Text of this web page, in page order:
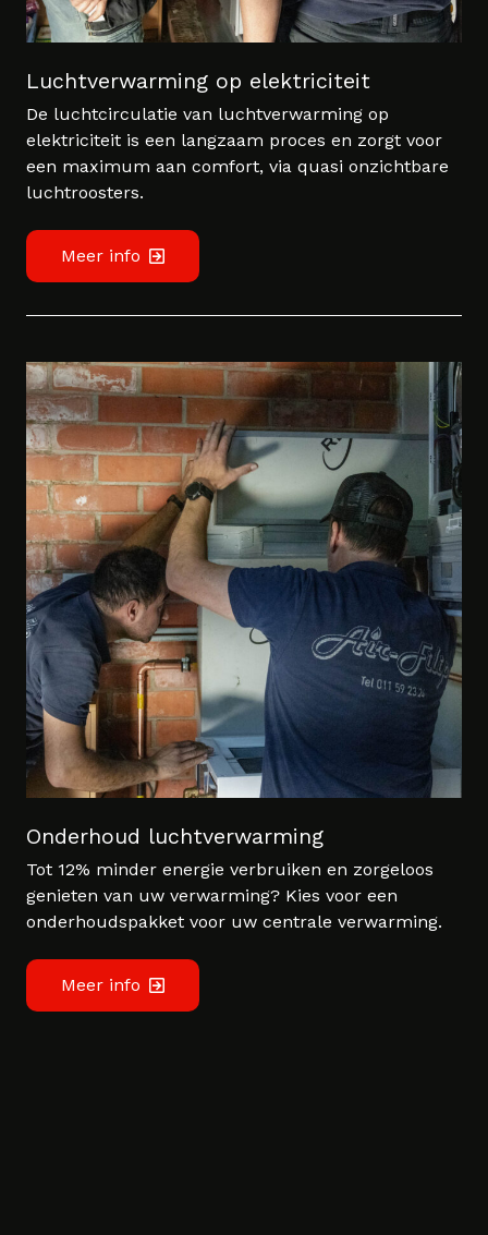
Luchtverwarming op elektriciteit
De luchtcirculatie van luchtverwarming op
elektriciteit is een langzaam proces en zorgt voor
een maximum aan comfort, via quasi onzichtbare
luchtroosters.
Meer info
Onderhoud luchtverwarming
Tot 12% minder energie verbruiken en zorgeloos
genieten van uw verwarming? Kies voor een
onderhoudspakket voor uw centrale verwarming.
Meer info